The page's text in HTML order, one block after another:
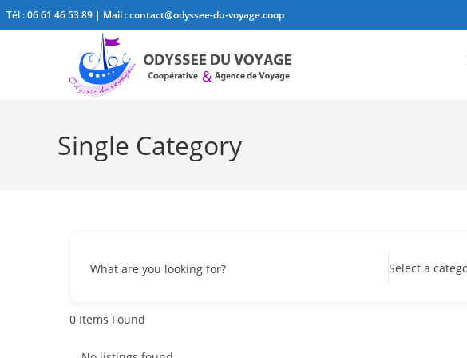
Tél :06 61 46 53 89 | Mail :contact@odyssee-du-voyage.coop
Single Category
What are you looking for? Select a
0 Items Found